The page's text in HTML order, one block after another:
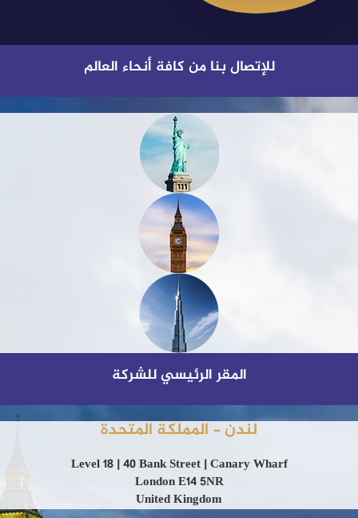
للإتصال بنا من كافة أنحاء العالم
المقر الرئيسي للشركة
لندن - المملكة المتحدة
Level 18 | 40 Bank Street | Canary Wharf
London E14 5NR
United Kingdom